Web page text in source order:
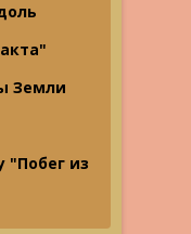
Земли
"Побег из